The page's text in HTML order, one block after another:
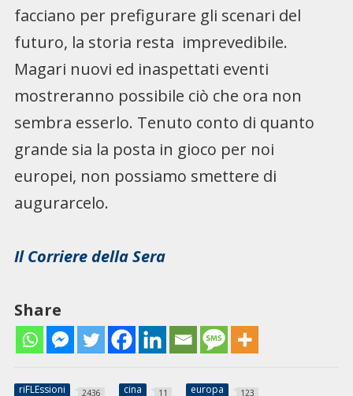
facciano per prefigurare gli scenari del
futuro, la storia resta imprevedibile.
Magari nuovi ed inaspettati eventi
mostreranno possibile ciò che ora non
sembra esserlo. Tenuto conto di quanto
grande sia la posta in gioco per noi
europei, non possiamo smettere di
augurarcelo.
Il Corriere della Sera
Share
riFLEssioni 2436 cina 11 europa 123